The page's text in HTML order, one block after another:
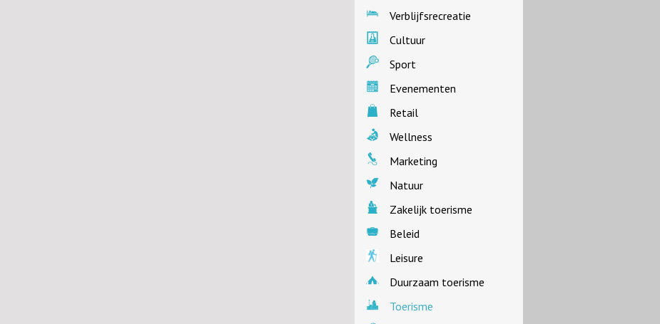
Verblijfsrecreatie
Cultuur
Sport
Evenementen
Retail
Wellness
Marketing
Natuur
Zakelijk toerisme
Beleid
Leisure
Duurzaam toerisme
Toerisme